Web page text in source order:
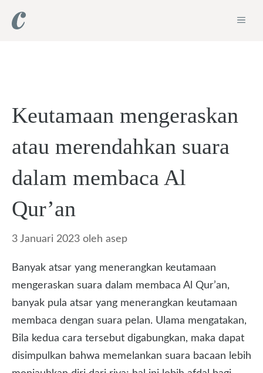
Keutamaan mengeraskan
atau merendahkan suara
dalam membaca Al
Qur’an
3 Januari 2023 oleh asep
Banyak atsar yang menerangkan keutamaan
mengeraskan suara dalam membaca Al Qur’an,
banyak pula atsar yang menerangkan keutamaan
membaca dengan suara pelan. Ulama mengatakan,
Bila kedua cara tersebut digabungkan, maka dapat
disimpulkan bahwa memelankan suara bacaan lebih